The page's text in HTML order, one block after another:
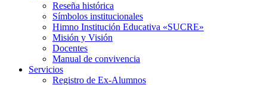
Reseña histórica
Símbolos institucionales
Himno Institución Educativa «SUCRE»
Misión y Visión
Docentes
Manual de convivencia
Servicios
Registro de Ex-Alumnos